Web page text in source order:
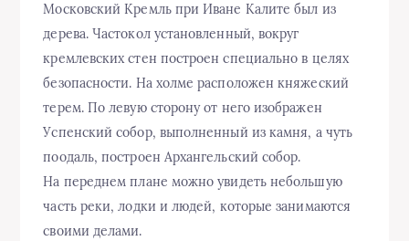
Московский Кремль при Иване Калите был из
дерева. Частокол установленный, вокруг
кремлевских стен построен специально в целях
безопасности. На холме расположен княжеский
терем. По левую сторону от него изображен
Успенский собор, выполненный из камня, а чуть
поодаль, построен Архангельский собор.
На переднем плане можно увидеть небольшую
часть реки, лодки и людей, которые занимаются
своими делами.